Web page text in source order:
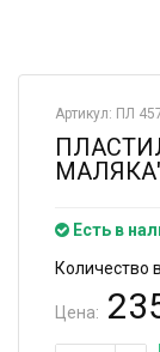
Артикул: ПЛ
Есть в
Количество
Цена: